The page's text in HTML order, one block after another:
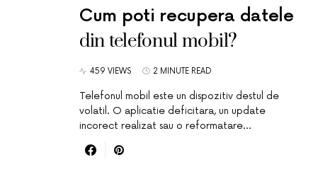
Cum poti recupera datele
din telefonul mobil?
459 VIEWS 2 MINUTE READ
Telefonul mobil este un dispozitiv destul de
volatil. O aplicatie deficitara, un update
incorect realizat sau o reformatare…